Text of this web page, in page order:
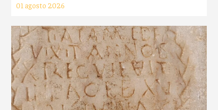
01 agosto 2026